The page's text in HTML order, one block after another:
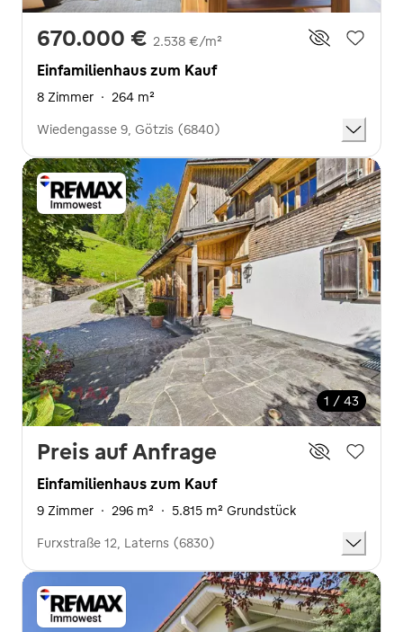
670.000 € 2.538 €/m²
Einfamilienhaus zum Kauf
8 Zimmer · 264 m²
Wiedengasse 9, Götzis (6840)
1 / 43
Preis auf Anfrage
Einfamilienhaus zum Kauf
9 Zimmer · 296 m² · 5.815 m² Grundstück
Furxstraße 12, Laterns (6830)